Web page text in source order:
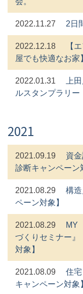
2022.11.27 2日
2022.12.18
【
屋でも快適なお
2022.01.31
上
ルスタンプラリー
2021
2021.09.19
資
診断キャンペーン
2021.08.29
構
ペーン対象】
2021.08.29
MY
づくりセミナー』
対象】
2021.08.09
住
キャンペーン対象